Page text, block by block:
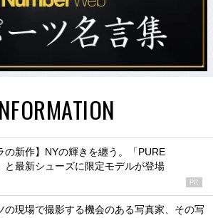
の新作】NYの輝きを纏う。「PURE
と最新シューズに限定モデルが登場
PR
の現場で撮影する機会のある写真家、その写